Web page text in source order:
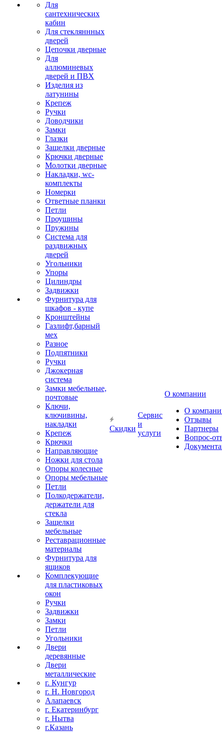
Для
сантехнических
кабин
Для стекляннных
дверей
Цепочки дверные
Для
аллюминевых
дверей и ПВХ
Изделия из
латунины
Крепеж
Ручки
Доводчики
Замки
Глазки
Защелки дверные
Крючки дверные
Молотки дверные
Накладки, wc-
комплекты
Номерки
Ответные планки
Петли
Проушины
Пружины
Система для
раздвижных
дверей
Угольники
Упоры
Цилиндры
Задвижки
Фурнитура для
шкафов - купе
Кронштейны
Газлифт,барный
мех
Разное
Подпятники
Ручки
Джокерная
система
Замки мебельные,
почтовые
Ключи,
ключивины,
накладки
Крепеж
Крючки
Направляющие
Ножки для стола
Опоры колесные
Опоры мебельные
Петли
Полкодержатели,
держатели для
стекла
Защелки
мебельные
Реставрационные
материалы
Фурнитура для
ящиков
Комплекующие
для пластиковых
окон
Ручки
Задвижки
Замки
Петли
Угольники
Двери
деревянные
Двери
металлические
г. Кунгур
г. Н. Новгород
Алапаевск
г. Екатеринбург
г. Нытва
г.Казань
Скидки
Сервис
и
услуги
О компании
О
Отзывы
Партнеры
Вопрос-